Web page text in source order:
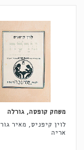
משחק קופסה, גורלה
לוין קיפניס, מאיר גור
אריה